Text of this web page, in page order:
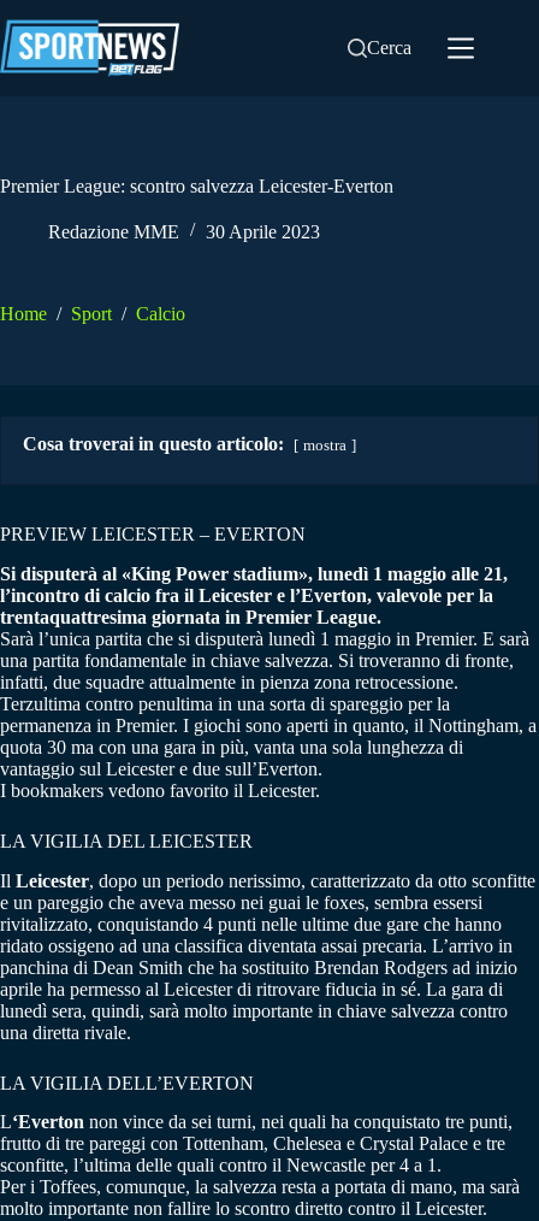
al
contenuto
Cerca
Premier League: scontro salvezza Leicester-Everton
Redazione MME 30 Aprile 2023
Home / Sport / Calcio
Cosa troverai in questo articolo: mostra
PREVIEW LEICESTER – EVERTON
Si disputerà al «King Power stadium», lunedì 1 maggio alle 21,
l’incontro di calcio fra il Leicester e l’Everton, valevole per la
trentaquattresima giornata in Premier League.
Sarà l’unica partita che si disputerà lunedì 1 maggio in Premier. E sarà
una partita fondamentale in chiave salvezza. Si troveranno di fronte,
infatti, due squadre attualmente in pienza zona retrocessione.
Terzultima contro penultima in una sorta di spareggio per la
permanenza in Premier. I giochi sono aperti in quanto, il Nottingham, a
quota 30 ma con una gara in più, vanta una sola lunghezza di
vantaggio sul Leicester e due sull’Everton.
I bookmakers vedono favorito il Leicester.
LA VIGILIA DEL LEICESTER
Il Leicester, dopo un periodo nerissimo, caratterizzato da otto sconfitte
e un pareggio che aveva messo nei guai le foxes, sembra essersi
rivitalizzato, conquistando 4 punti nelle ultime due gare che hanno
ridato ossigeno ad una classifica diventata assai precaria. L’arrivo in
panchina di Dean Smith che ha sostituito Brendan Rodgers ad inizio
aprile ha permesso al Leicester di ritrovare fiducia in sé. La gara di
lunedì sera, quindi, sarà molto importante in chiave salvezza contro
una diretta rivale.
LA VIGILIA DELL’EVERTON
L‘Everton non vince da sei turni, nei quali ha conquistato tre punti,
frutto di tre pareggi con Tottenham, Chelesea e Crystal Palace e tre
sconfitte, l’ultima delle quali contro il Newcastle per 4 a 1.
Per i Toffees, comunque, la salvezza resta a portata di mano, ma sarà
molto importante non fallire lo scontro diretto contro il Leicester.